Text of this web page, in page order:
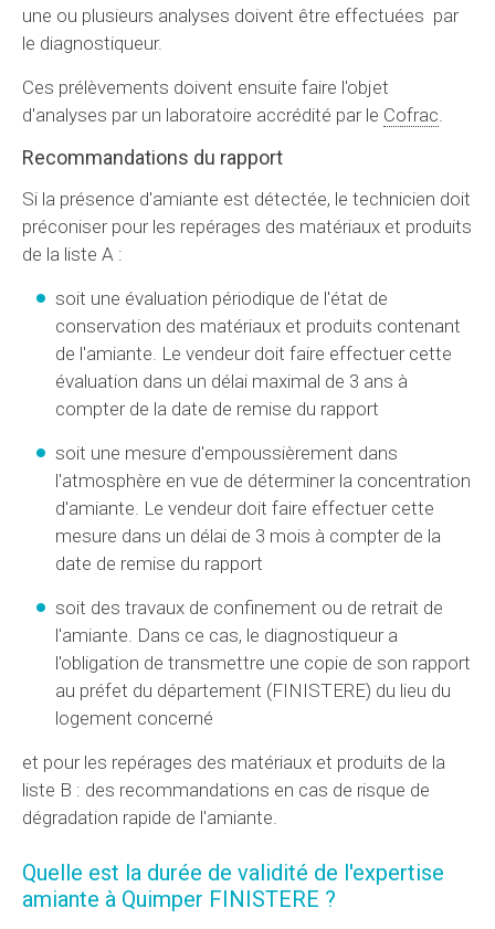
une ou plusieurs analyses doivent être effectuées par
le diagnostiqueur.
Ces prélèvements doivent ensuite faire l'objet
d'analyses par un laboratoire accrédité par le Cofrac
Recommandations du rapport
Si la présence d'amiante est détectée, le technicien doit
préconiser pour les repérages des matériaux et produits
de la liste A :
soit une évaluation périodique de l'état de
conservation des matériaux et produits contenant
de l'amiante. Le vendeur doit faire effectuer cette
évaluation dans un délai maximal de 3 ans à
compter de la date de remise du rapport
soit une mesure d'empoussièrement dans
l'atmosphère en vue de déterminer la concentration
d'amiante. Le vendeur doit faire effectuer cette
mesure dans un délai de 3 mois à compter de la
date de remise du rapport
soit des travaux de confinement ou de retrait de
l'amiante. Dans ce cas, le diagnostiqueur a
l'obligation de transmettre une copie de son rapport
au préfet du département (FINISTERE) du lieu du
logement concerné
et pour les repérages des matériaux et produits de la
liste B : des recommandations en cas de risque de
dégradation rapide de l'amiante.
Quelle est la durée de validité de l'expertise
amiante à Quimper FINISTERE ?